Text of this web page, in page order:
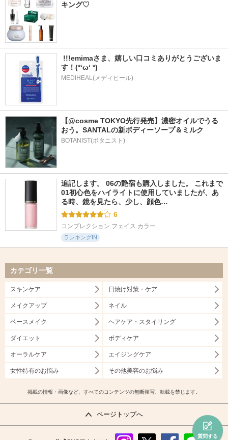
質問する
キング♡
!!!emimaさま、嬉しい口コミありがとうございま
す！(*‘ω‘ *)
MEDIHEAL(メディヒール)
【@cosme TOKYO先行発売】濃密オイルでうる
おう。SANTALの新ボディーソープ＆ミルク
BOTANIST(ボタニスト)
追記します。 06の艶宿も購入しました。 これまで
01初心色をハイライトに使用していましたが、あ
る時、鏡を見たら、少し、顔色…
6
コンプレクション フェイス カラー
ランキングIN
カテゴリ一覧
スキンケア 日焼け対策・ケア
メイクアップ ネイル
ベースメイク ヘアケア・スタイリング
ダイエット ボディケア
オーラルケア エイジングケア
女性特有のお悩み その他美容のお悩み
掲載の情報・画像など、すべてのコンテンツの無断複写、転載を禁じます。
ページトップへ